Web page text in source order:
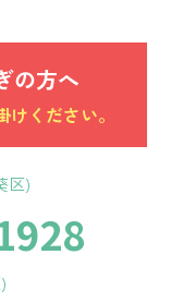
の方へ
ください。
区)